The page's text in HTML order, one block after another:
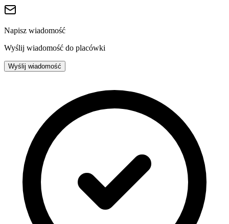
Napisz wiadomość
Wyślij wiadomość do placówki
Wyślij wiadomość